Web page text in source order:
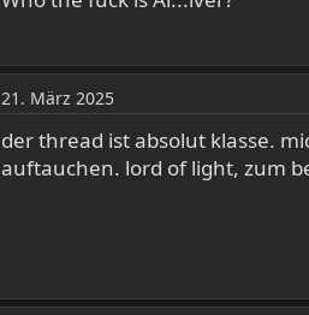
21. März 2025
der thread ist absolut klasse.
auftauchen. lord of light, zum